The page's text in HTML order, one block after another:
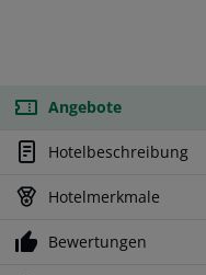
Angebote
Hotelbeschreibung
Hotelmerkmale
Bewertungen